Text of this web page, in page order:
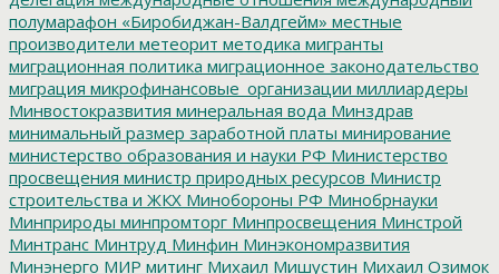
полумарафон «Биробиджан-Валдгейм» местные
производители метеорит методика мигранты
миграционная политика миграционное законодательство
миграция микрофинансовые_организации миллиардеры
Минвостокразвития минеральная вода Минздрав
минимальный размер заработной платы минирование
министерство образования и науки РФ Министерство
просвещения министр природных ресурсов Министр
строительства и ЖКХ Минобороны РФ Минобрнауки
Минприроды минпромторг Минпросвещения Минстрой
Минтранс Минтруд Минфин Минэкономразвития
Минэнерго МИР митинг Михаил Мишустин Михаил Озимок